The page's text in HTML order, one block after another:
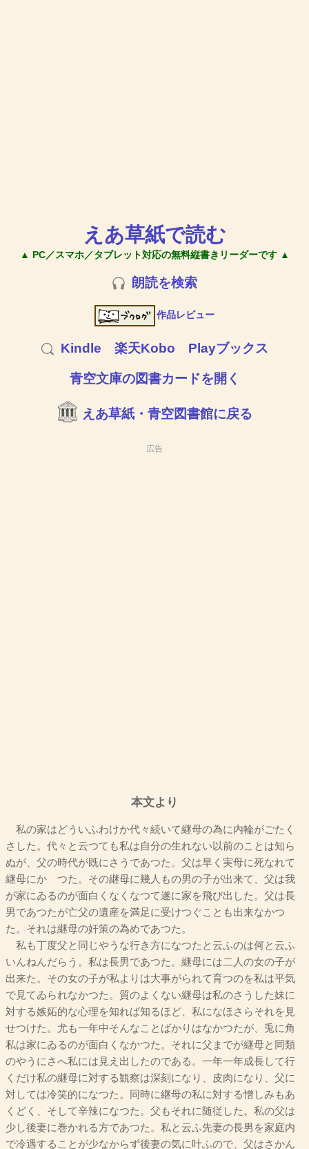
えあ草紙で読む
▲ PC／スマホ／タブレット対応の無料縦書きリーダーです ▲
朗読を検索
作品レビュー
Kindle 楽天Kobo Playブックス
青空文庫の図書カードを開く
えあ草紙・青空図書館に戻る
広告
本文より
私の家はどういふわけか代々続いて継母の為に内輪がごたく
さした。代々と云つても私は自分の生れない以前のことは知ら
ぬが、父の時代が既にさうであつた。父は早く実母に死なれて
継母にかゝつた。その継母に幾人もの男の子が出来て、父は我
が家にゐるのが面白くなくなつて遂に家を飛び出した。父は長
男であつたが亡父の遺産を満足に受けつぐことも出来なかつ
た。それは継母の奸策の為めであつた。
私も丁度父と同じやうな行き方になつたと云ふのは何と云ふ
いんねんだらう。私は長男であつた。継母には二人の女の子が
出来た。その女の子が私よりは大事がられて育つのを私は平気
で見てゐられなかつた。質のよくない継母は私のさうした妹に
対する嫉妬的な心理を知れば知るほど、私になほさらそれを見
せつけた。尤も一年中そんなことばかりはなかつたが、兎に角
私は家にゐるのが面白くなかつた。それに父までが継母と同類
のやうにさへ私には見え出したのである。一年一年成長して行
くだけ私の継母に対する観察は深刻になり、皮肉になり、父に
対しては冷笑的になつた。同時に継母の私に対する憎しみもあ
くどく、そして辛辣になつた。父もそれに随従した。私の父は
少し後妻に巻かれる方であつた。私と云ふ先妻の長男を家庭内
で冷遇することが少なからず後妻の気に叶ふので、父はさかん